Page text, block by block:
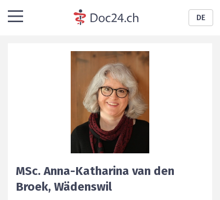
DE
MSc. Anna-Katharina van den
Broek, Wädenswil